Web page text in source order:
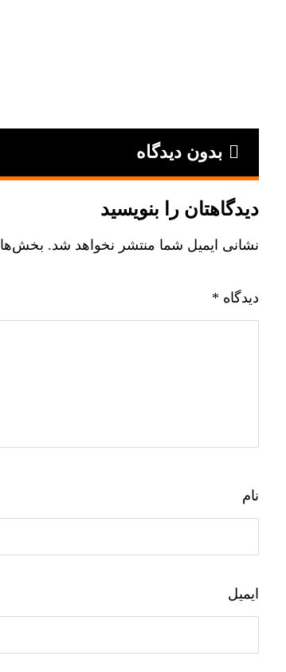
بدون دیدگاه
دیدگاهتان را بنویسید
نشانی ایمیل شما منتشر نخواهد شد.
دیدگاه *
نام
ایمیل